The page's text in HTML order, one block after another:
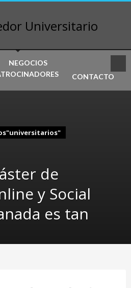
NEGOCIOS
CONTACTO
de
y Social
es tan